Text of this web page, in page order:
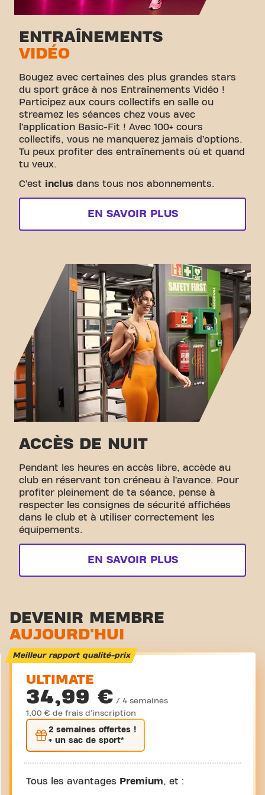
ENTRAÎNEMENTS
VIDÉO
Bougez avec certaines des plus grandes stars
du sport grâce à nos Entraînements Vidéo !
Participez aux cours collectifs en salle ou
streamez les séances chez vous avec
l’application Basic-Fit ! Avec 100+ cours
collectifs, vous ne manquerez jamais d’options.
Tu peux profiter des entraînements où et quand
tu veux.
C’est inclus dans tous nos abonnements.
EN SAVOIR PLUS
ACCÈS DE NUIT
Pendant les heures en accès libre, accède au
club en réservant ton créneau à l’avance. Pour
profiter pleinement de ta séance, pense à
respecter les consignes de sécurité affichées
dans le club et à utiliser correctement les
équipements.
EN SAVOIR PLUS
DEVENIR MEMBRE
AUJOURD'HUI
Meilleur rapport qualité-prix
ULTIMATE
34,99 € / 4 semaines
1,00 € de frais d'inscription
2 semaines offertes !
+ un sac de sport*
Tous les avantages Premium, et :